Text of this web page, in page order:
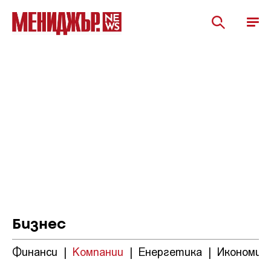
Бизнес
Финанси | Компании | Енергетика |